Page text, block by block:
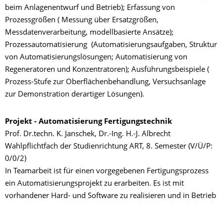
beim Anlagenentwurf und Betrieb); Erfassung von
Prozessgrößen ( Messung über Ersatzgrößen,
Messdatenverarbeitung, modellbasierte Ansätze);
Prozessautomatisierung (Automatisierungsaufgaben, Struktur
von Automatisierungslösungen; Automatisierung von
Regeneratoren und Konzentratoren); Ausführungsbeispiele (
Prozess-Stufe zur Oberflächenbehandlung, Versuchsanlage
zur Demonstration derartiger Lösungen).
Projekt - Automatisierung Fertigungstechnik
Prof. Dr.techn. K. Janschek, Dr.-Ing. H.-J. Albrecht
Wahlpflichtfach der Studienrichtung ART, 8. Semester (V/Ü/P:
0/0/2)
In Teamarbeit ist für einen vorgegebenen Fertigungsprozess
ein Automatisierungsprojekt zu erarbeiten. Es ist mit
vorhandener Hard- und Software zu realisieren und in Betrieb